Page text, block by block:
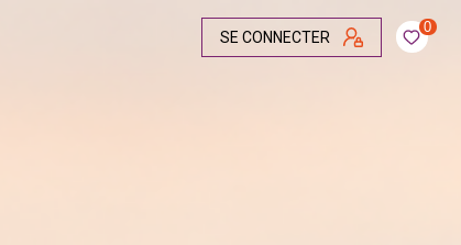
SE CONNECTER
0